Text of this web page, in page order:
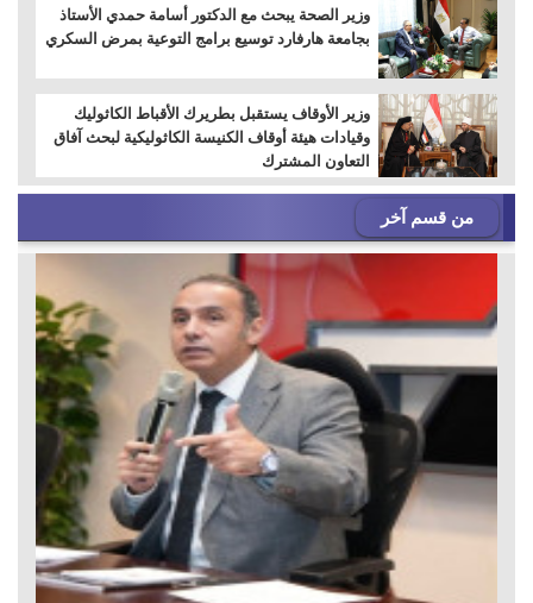
وزير الصحة يبحث مع الدكتور أسامة حمدي الأستاذ
بجامعة هارفارد توسيع برامج التوعية بمرض السكري
وزير الأوقاف يستقبل بطريرك الأقباط الكاثوليك
وقيادات هيئة أوقاف الكنيسة الكاثوليكية لبحث آفاق
التعاون المشترك
من قسم آخر